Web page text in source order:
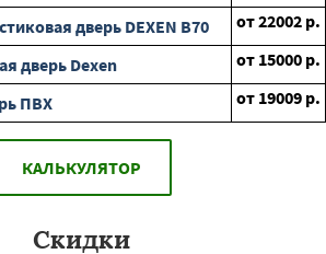
дверь DEXEN B70
от22002 р.
дверь Dexen
от 15000 р.
ПВХ
от 19009 р.
КАЛЬКУЛЯТОР
Скидки